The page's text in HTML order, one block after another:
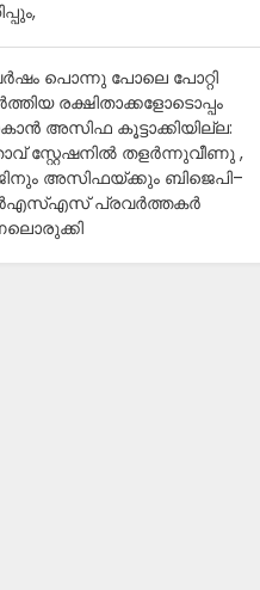
പൊന്നു പോലെ പോറ്റി
രക്ഷിതാക്കളോടൊപ്പം
അസിഫ കൂട്ടാക്കിയില്ല:
സ്റ്റേഷനിൽ തളർന്നുവീണു ,
അസിഫയ്ക്കും ബിജെപി–
പ്രവർത്തകർ